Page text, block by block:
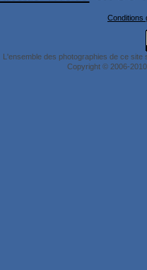
Conditions
L'ensemble des photographies de ce
Copyright © 2006-